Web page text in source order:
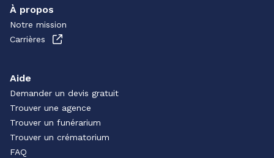
À propos
Notre mission
Carrières
Aide
Demander un devis gratuit
Trouver une agence
Trouver un funérarium
Trouver un crématorium
FAQ